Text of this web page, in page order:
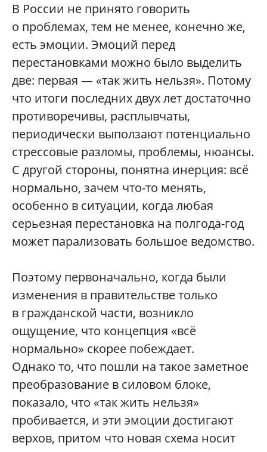
В России не принято говорить
о проблемах, тем не менее, конечно же,
есть эмоции. Эмоций перед
перестановками можно было выделить
две: первая — «так жить нельзя». Потому
что итоги последних двух лет достаточно
противоречивы, расплывчаты,
периодически выползают потенциально
стрессовые разломы, проблемы, нюансы.
С другой стороны, понятна инерция: всё
нормально, зачем что-то менять,
особенно в ситуации, когда любая
серьезная перестановка на полгода-год
может парализовать большое ведомство.
Поэтому первоначально, когда были
изменения в правительстве только
в гражданской части, возникло
ощущение, что концепция «всё
нормально» скорее побеждает.
Однако то, что пошли на такое заметное
преобразование в силовом блоке,
показало, что «так жить нельзя»
пробивается, и эти эмоции достигают
верхов, притом что новая схема носит